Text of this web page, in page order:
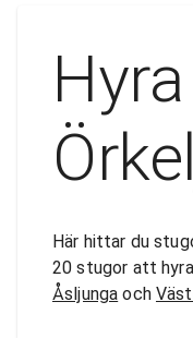
Här hittar du
20 stugor att
Åsljunga och